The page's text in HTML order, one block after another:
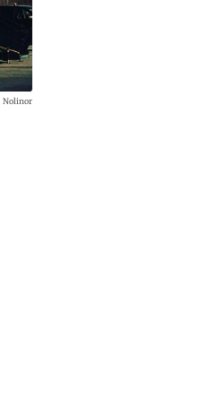
Nolinor